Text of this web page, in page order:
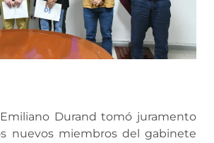
Durand tomó juramento
nuevos miembros del gabinete